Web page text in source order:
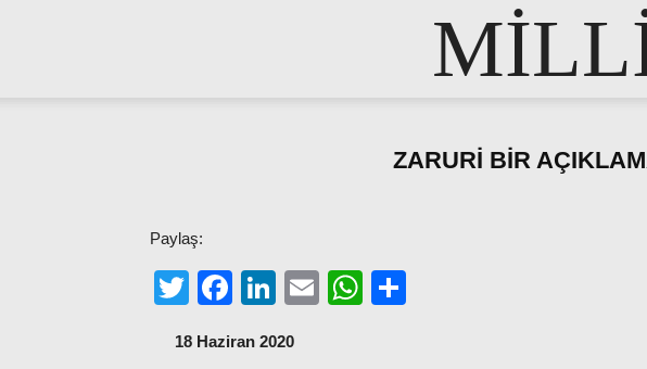
ZARURİ BİR
Paylaş:
TwitterFacebook
LinkedIn
EmailWhatsApp
18 Haziran 2020